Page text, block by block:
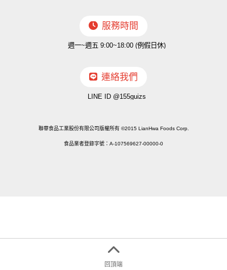
服務時間
週一~週五 9:00~18:00 (例假日休)
連絡我們
LINE ID @155guizs
聯華食品工業股份有限公司版權所有 ©2015 LianHwa Foods Corp.
食品業者登錄字號：A-107569627-00000-0
回頂端